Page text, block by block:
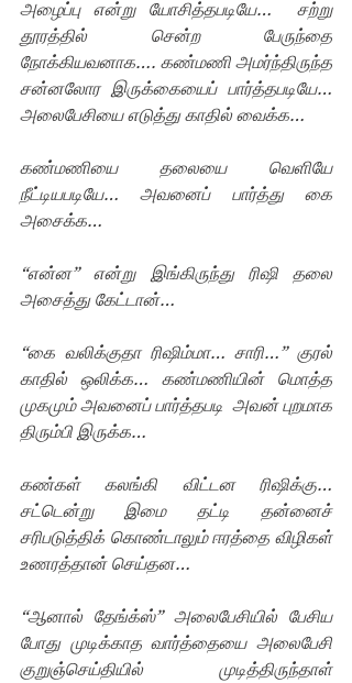
அழைப்பு என்று யோசித்தபடியே…  சற்று
தூரத்தில் சென்ற பேருந்தை
நோக்கியவனாக…. கண்மணி அமர்ந்திருந்த
சன்னலோர இருக்கையைப் பார்த்தபடியே…
அலைபேசியை எடுத்து காதில் வைக்க…
கண்மணியை தலையை வெளியே
நீட்டியபடியே… அவனைப் பார்த்து கை
அசைக்க…
“என்ன” என்று இங்கிருந்து ரிஷி தலை
அசைத்து கேட்டான்…
“கை வலிக்குதா ரிஷிம்மா… சாரி…” குரல்
காதில் ஒலிக்க… கண்மணியின் மொத்த
முகமும் அவனைப் பார்த்தபடி  அவன் புறமாக
திரும்பி இருக்க…
கண்கள் கலங்கி விட்டன ரிஷிக்கு…
சட்டென்று இமை தட்டி தன்னைச்
சரிபடுத்திக் கொண்டாலும் ஈரத்தை விழிகள்
உணரத்தான் செய்தன…
“ஆனால் தேங்க்ஸ்” அலைபேசியில் பேசிய
போது முடிக்காத வார்த்தையை அலைபேசி
குறுஞ்செய்தியில் முடித்திருந்தாள்